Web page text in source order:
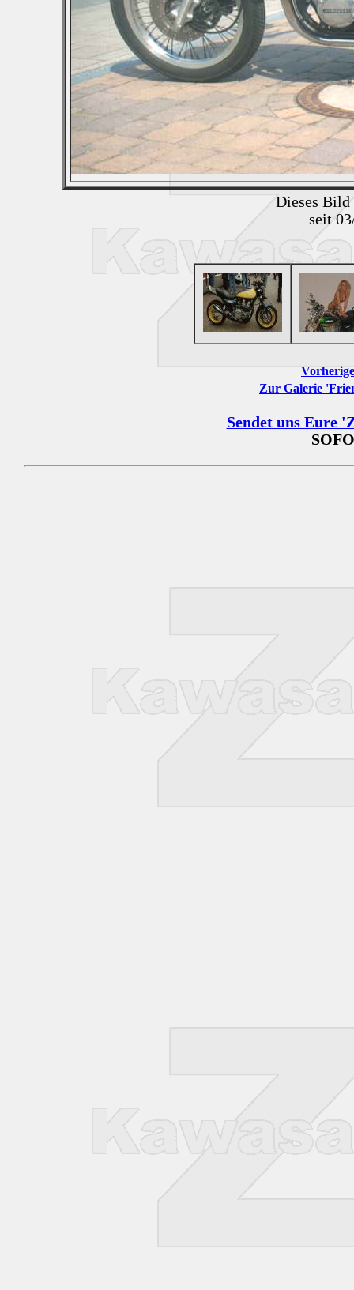
Dieses Bild
seit
Zur Galerie
Sendet uns Eure